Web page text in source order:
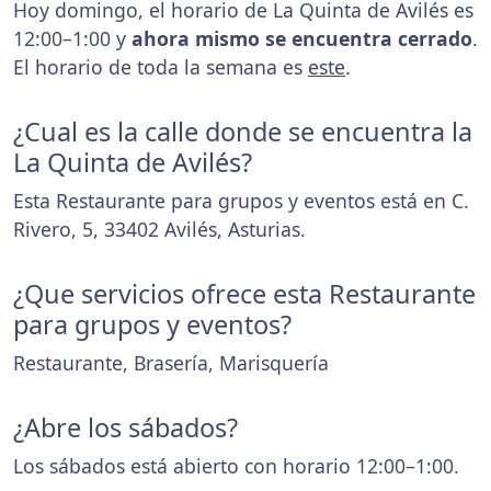
Hoy domingo, el horario de La Quinta de Avilés es
12:00–1:00 y ahora mismo se encuentra cerrado.
El horario de toda la semana es este.
¿Cual es la calle donde se encuentra la
La Quinta de Avilés?
Esta Restaurante para grupos y eventos está en C.
Rivero, 5, 33402 Avilés, Asturias.
¿Que servicios ofrece esta Restaurante
para grupos y eventos?
Restaurante, Brasería, Marisquería
¿Abre los sábados?
Los sábados está abierto con horario 12:00–1:00.